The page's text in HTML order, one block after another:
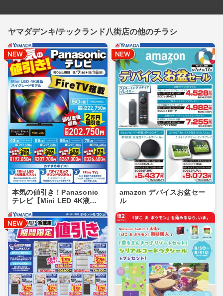
ヤマダデンキ/テックランド八街店の他のチラシ
本気の値引き！Panasonic
テレビ【Mini LED 4K液
amazon デバイスお盆セー
ル